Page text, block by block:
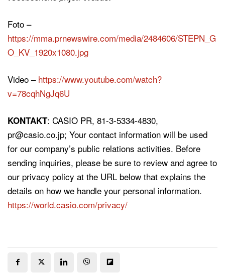
Foto –
https://mma.prnewswire.com/media/2484606/STEPN_G
O_KV_1920x1080.jpg
Video – https://www.youtube.com/watch?
v=78cqhNgJq6U
KONTAKT: CASIO PR, 81-3-5334-4830,
pr@casio.co.jp; Your contact information will be used
for our company’s public relations activities. Before
sending inquiries, please be sure to review and agree to
our privacy policy at the URL below that explains the
details on how we handle your personal information.
https://world.casio.com/privacy/